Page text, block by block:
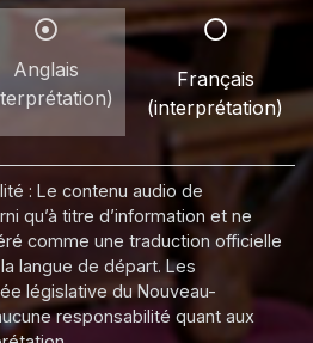
Anglais
Français
(interprétation)
: Le contenu audio de
qu’à titre d’information et ne
comme une traduction officielle
langue de départ. Les
législative du Nouveau-
responsabilité quant aux